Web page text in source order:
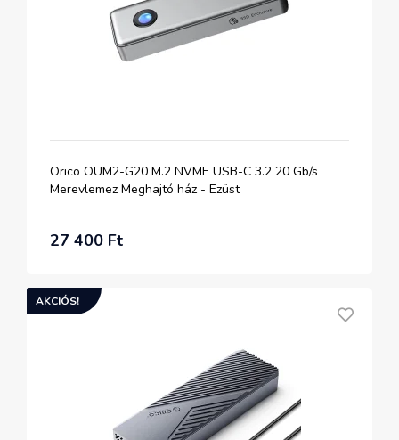
Orico OUM2-G20 M.2 NVME USB-C 3.2 20 Gb/s
Merevlemez Meghajtó ház - Ezüst
27 400 Ft
AKCIÓS!